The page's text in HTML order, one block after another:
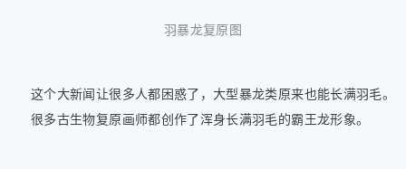
羽暴龙复原图
这个大新闻让很多人都困惑了，大型暴龙类原来也能长满羽毛。
很多古生物复原画师都创作了浑身长满羽毛的霸王龙形象。